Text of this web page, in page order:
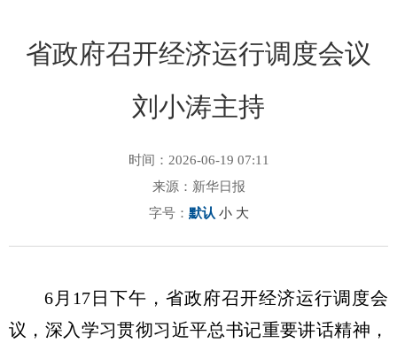
省政府召开经济运行调度会议
刘小涛主持
时间：2026-06-19 07:11
来源：新华日报
字号： 默认 小 大
6月17日下午，省政府召开经济运行调度会
议，深入学习贯彻习近平总书记重要讲话精神，